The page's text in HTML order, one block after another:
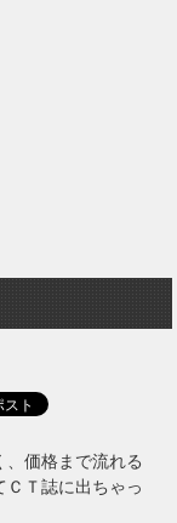
、価格まで流れる
ＣＴ誌に出ちゃっ